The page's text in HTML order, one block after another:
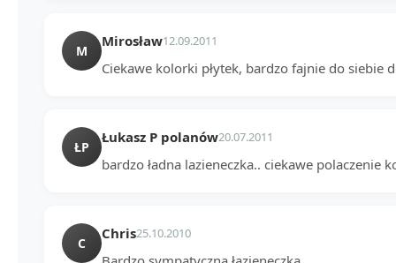
M
Mirosław12.09.2011
Ciekawe kolorki płytek, bardzo fajnie do siebie
ŁP
Łukasz P polanów20.07.2011
bardzo ładna lazieneczka.. ciekawe polaczenie
C
Chris25.10.2010